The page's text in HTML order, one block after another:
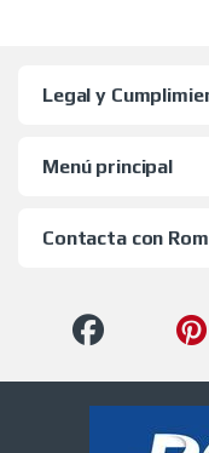
Legal y
Menú principal
Contacta con